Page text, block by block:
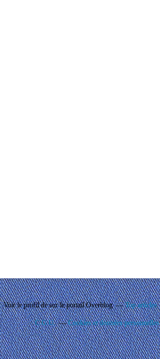
Voir le profil desur le portail Overblog Top articles
C.G.U. Cookies et données personnelles